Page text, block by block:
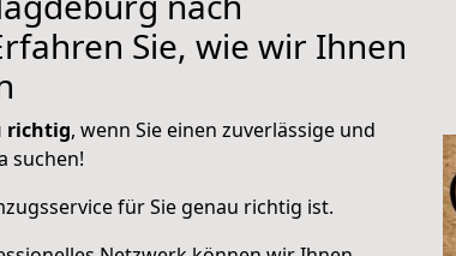
Sie, wie wir Ihnen
richtig, wenn Sie einen zuverlässige und
suchen!
für Sie genau richtig ist.